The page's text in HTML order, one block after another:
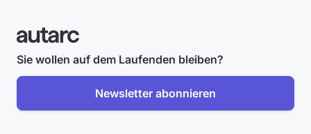
Sie wollen auf dem Laufenden bleiben?
Newsletter abonnieren